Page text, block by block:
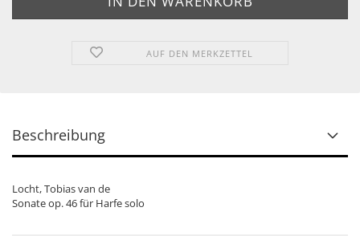
AUF DEN MERKZETTEL
Beschreibung
Locht, Tobias van de
Sonate op. 46 für Harfe solo